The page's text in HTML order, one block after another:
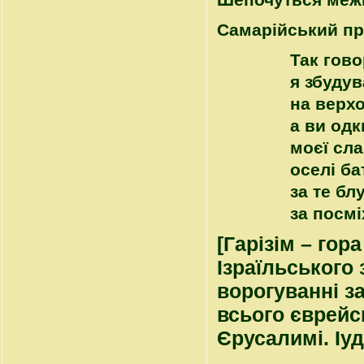
Самарійський
Так
я
на
а ви
моєї
оселі
за те
за
[Гарізім –
ворогуванні
всього
Єрусалимі.